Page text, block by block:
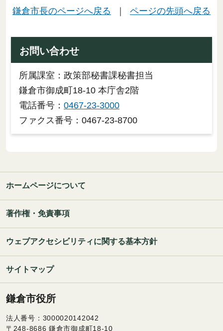
鎌倉市長のページへ戻る ページの先頭へ戻る
お問い合わせ
所属課室：政策部秘書課秘書担当
鎌倉市御成町18-10 本庁舎2階
電話番号： 0467-23-3000
ファクス番号：0467-23-8700
ホームページについて
著作権・免責事項
ウェブアクセシビリティに関する基本方針
サイトマップ
鎌倉市役所
法人番号：3000020142042
〒248-8686 鎌倉市御成町18-10